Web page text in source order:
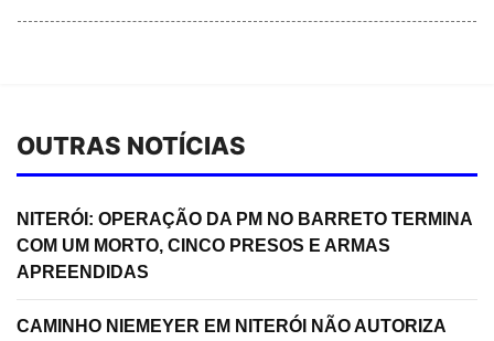
OUTRAS NOTÍCIAS
NITERÓI: OPERAÇÃO DA PM NO BARRETO TERMINA
COM UM MORTO, CINCO PRESOS E ARMAS
APREENDIDAS
CAMINHO NIEMEYER EM NITERÓI NÃO AUTORIZA